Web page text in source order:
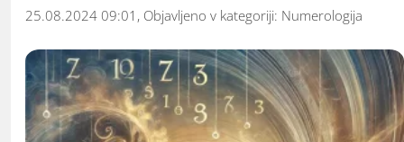
25.08.2024 09:01, Objavljeno v kategoriji: Numerologija